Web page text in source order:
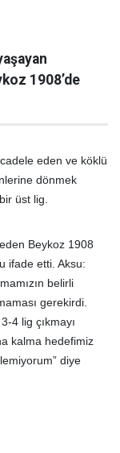
1908’de
eden ve köklü
dönmek
üst lig.
Beykoz 1908
ifade etti. Aksu:
belirli
gerekirdi.
4 lig çıkmayı
kalma hedefimiz
diye